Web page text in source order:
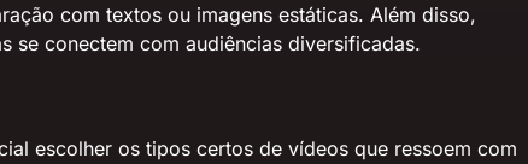
com textos ou imagens estáticas. Além disso,
se conectem com audiências diversificadas.
escolher os tipos certos de vídeos que ressoem com